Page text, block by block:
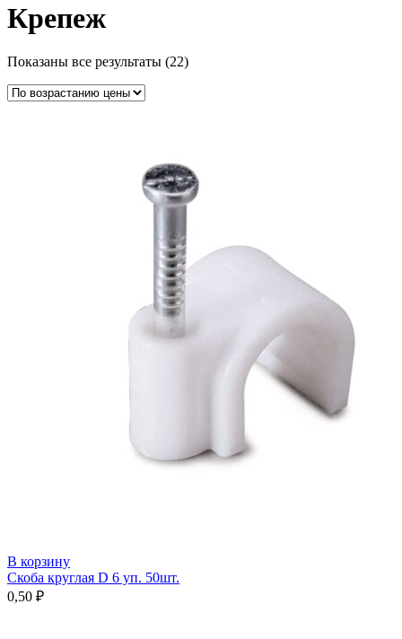
Крепеж
Показаны все результаты (22)Цены:
В корзину
Скоба круглая D 6 уп. 50шт.
0,50 ₽